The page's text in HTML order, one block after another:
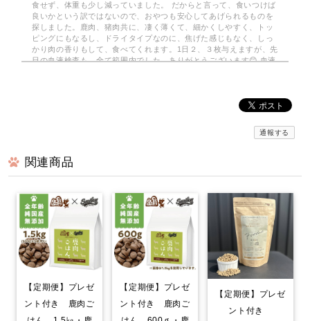
食せず、体重も少し減っていました。 だからと言って、食いつけば
良いかという訳ではないので、おやつも安心してあげられるものを
探しました。鹿肉、猪肉共に、凄く薄くて、細かくしやすく、トッ
ピングにもなるし、ドライタイプなのに、焦げた感じもなく、しっ
かり肉の香りもして、食べてくれます。1日２、３枚与えますが、先
日の血液検査も、全て範囲内でした。ありがとうございます😊 血液
今回は鹿のドライジャーキーに…。家は愛犬2匹なので、早速届いて
分かるのか？凄く喜んでいます。封をあけると！喜びをか消せない
のか！大喜びで！ 飼い主も嬉しくなる次第です。いろんなジャー
キーをあげて来ましたが！格別に喜び方が違います。○ レッスン
やご飯の前のおやつで あげてますが！まだまだ気になる品物が沢
山有るので！また購入させて頂きます…。笑
鹿肉ごはん。お得な1.5kg smileyコラボ！
通報する
関連商品
【定期便】プレゼ
ント付き 鹿肉ご
【定期便】プレゼ
ント付き 鹿肉ご
【定期便】プレゼ
ント付き